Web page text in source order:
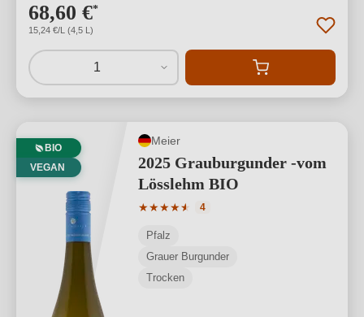
68,60 €*
15,24 €/L (4,5 L)
1
BIO
VEGAN
Meier
2025 Grauburgunder -vom
Lösslehm BIO
★★★★★
★
Durchschnittliche Bewertung von 4.5
4
Pfalz
Grauer Burgunder
Trocken